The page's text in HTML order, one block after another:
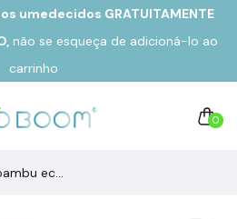
umedecidos GRATUITAMENTE
não se esqueça de adicioná-lo ao
carrinho
0